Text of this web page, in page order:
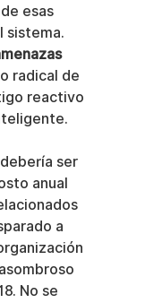
esas
sistema.
radical de
reactivo
ser
anual
a
No se